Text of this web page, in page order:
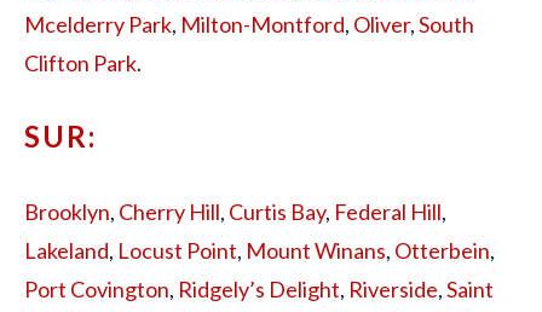
Mcelderry Park, Milton-Montford, Oliver,South
Clifton Park.
SUR:
Brooklyn, Cherry Hill, Curtis Bay, Federal Hill,
Lakeland, Locust Point, Mount Winans, Otterbein,
Port Covington, Ridgely’s Delight, Riverside,Saint